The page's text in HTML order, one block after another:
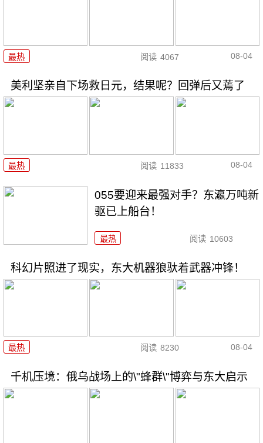
最热 阅读 4067 08-04
美利坚亲自下场救日元，结果呢？回弹后又蔫了
最热 阅读 11833 08-04
055要迎来最强对手？东瀛万吨新
驱已上船台！
最热 阅读 10603
科幻片照进了现实，东大机器狼驮着武器冲锋！
最热 阅读 8230 08-04
千机压境：俄乌战场上的\"蜂群\"博弈与东大启示